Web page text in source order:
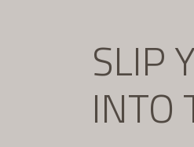
SLIP
INTO